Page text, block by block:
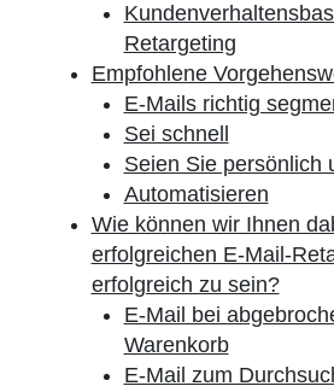
Retargeting
Empfohlene
E-Mails richtig
Sei schnell
Seien Sie persönlich
Automatisieren
Wie können wir Ihnen
erfolgreichen E-Mail-
erfolgreich zu sein?
E-Mail bei
Warenkorb
E-Mail zum